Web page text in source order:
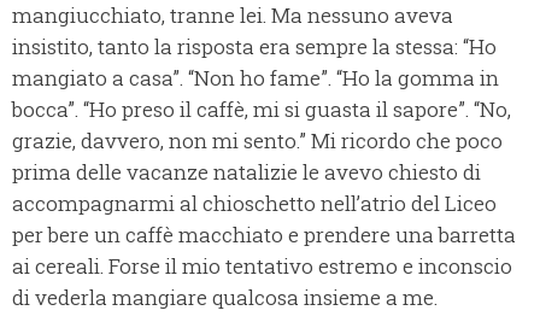
mangiucchiato, tranne lei. Ma nessuno aveva
insistito, tanto la risposta era sempre la stessa: “Ho
mangiato a casa”. “Non ho fame”. “Ho la gomma in
bocca”. “Ho preso il caffè, mi si guasta il sapore”. “No,
grazie, davvero, non mi sento.” Mi ricordo che poco
prima delle vacanze natalizie le avevo chiesto di
accompagnarmi al chioschetto nell’atrio del Liceo
per bere un caffè macchiato e prendere una barretta
ai cereali. Forse il mio tentativo estremo e inconscio
di vederla mangiare qualcosa insieme a me.